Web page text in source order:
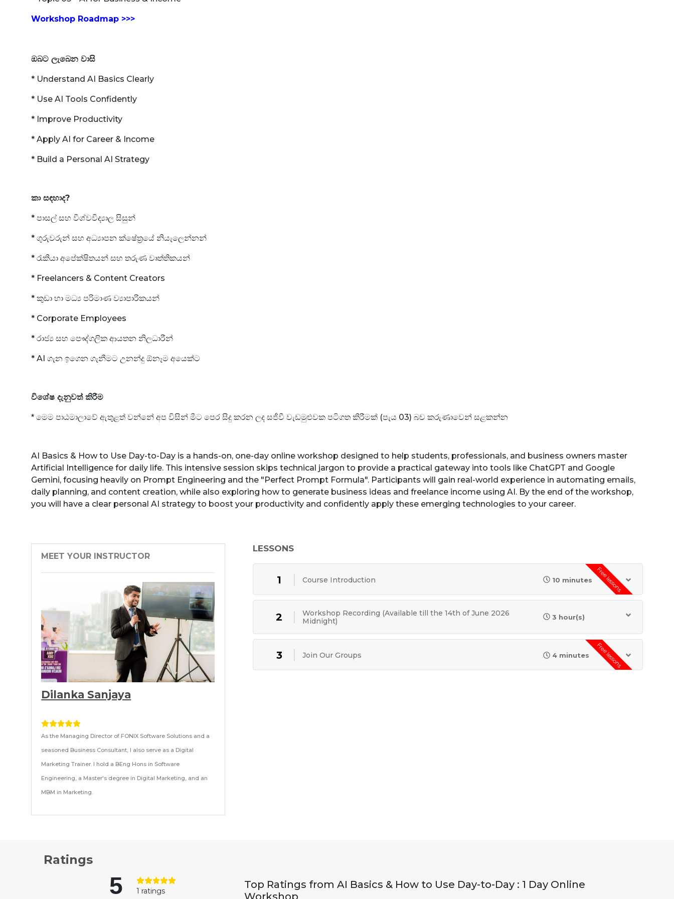
Workshop Roadmap >>>
ඔබට ලැබෙන වාසි
* Understand AI Basics Clearly
* Use AI Tools Confidently
* Improve Productivity
* Apply AI for Career & Income
* Build a Personal AI Strategy
කා සඳහාද?
* පාසල් සහ විශ්වවිද්‍යාල සිසුන්
* ගුරුවරුන් සහ අධ්‍යාපන ක්ෂේත්‍රයේ නියැලෙන්නන්
* රැකියා අපේක්ෂිතයන් සහ තරුණ වෘත්තිකයන්
* Freelancers & Content Creators
* කුඩා හා මධ්‍ය පරිමාණ ව්‍යාපාරිකයන්
* Corporate Employees
* රාජ්‍ය සහ පෞද්ගලික ආයතන නිලධාරීන්
* AI ගැන ඉගෙන ගැනීමට උනන්දු ඕනෑම අයෙක්ට
විශේෂ දැනුවත් කිරීම
* මෙම පාඨමාලාවේ ඇතුළත් වන්නේ අප විසින් මීට පෙර සිදු කරන ලද සජීවී වැඩමුළුවක පටිගත කිරීමක් (පැය 03) බව කරුණාවෙන් සළකන්න
AI Basics & How to Use Day-to-Day is a hands-on, one-day online workshop designed to help students, professionals, and business owners master
Artificial Intelligence for daily life. This intensive session skips technical jargon to provide a practical gateway into tools like ChatGPT and Google
Gemini, focusing heavily on Prompt Engineering and the "Perfect Prompt Formula". Participants will gain real-world experience in automating emails,
daily planning, and content creation, while also exploring how to generate business ideas and freelance income using AI. By the end of the workshop,
you will have a clear personal AI strategy to boost your productivity and confidently apply these emerging technologies to your career.
MEET YOUR INSTRUCTOR
Dilanka Sanjaya
As the Managing Director of FONIX Software Solutions and a
seasoned Business Consultant, I also serve as a Digital
Marketing Trainer. I hold a BEng Hons in Software
Engineering, a Master's degree in Digital Marketing, and an
MBM in Marketing.
LESSONS
1 Course Introduction 10 minutes Free lessons
2
Workshop Recording (Available till the 14th of June 2026
Midnight)
3 hour(s)
3 Join Our Groups 4 minutes Free lessons
Ratings
5 1 ratings
Top Ratings from AI Basics & How to Use Day-to-Day : 1 Day Online
Workshop